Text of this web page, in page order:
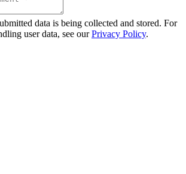
data is being collected and stored. For
user data, see ourPrivacy Policy.